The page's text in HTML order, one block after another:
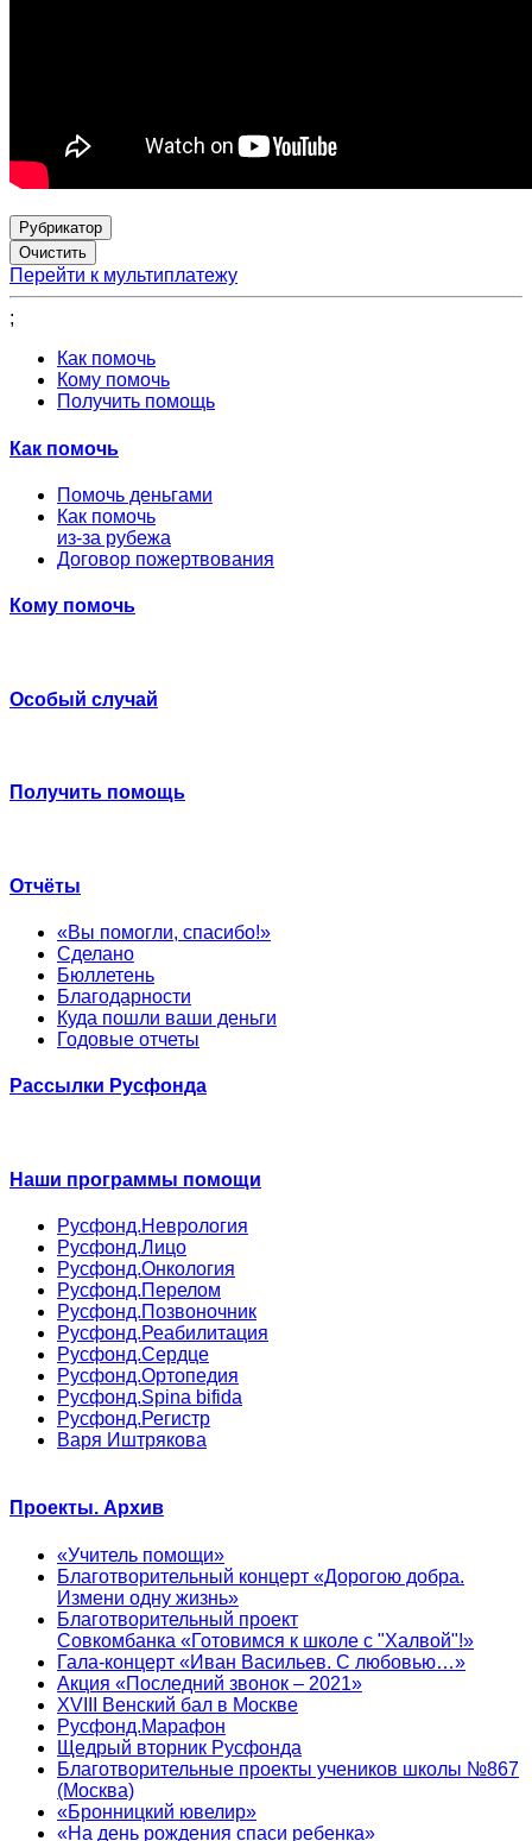
Рубрикатор
Перейти к мультиплатежу
;
Как помочь
Кому помочь
Получить помощь
Как помочь
Помочь деньгами
Как помочь
из-за рубежа
Договор пожертвования
Кому помочь
Особый случай
Получить помощь
Отчёты
«Вы помогли, спасибо!»
Сделано
Бюллетень
Благодарности
Куда пошли ваши деньги
Годовые отчеты
Рассылки Русфонда
Наши программы помощи
Русфонд.Неврология
Русфонд.Лицо
Русфонд.Онкология
Русфонд.Перелом
Русфонд.Позвоночник
Русфонд.Реабилитация
Русфонд.Сердце
Русфонд.Ортопедия
Русфонд.Spina bifida
Русфонд.Регистр
Варя Иштрякова
Проекты. Архив
«Учитель помощи»
Благотворительный концерт «Дорогою добра.
Измени одну жизнь»
Благотворительный проект
Совкомбанка «Готовимся к школе с "Халвой"!»
Гала-концерт «Иван Васильев. С любовью…»
Акция «Последний звонок – 2021»
XVIII Венский бал в Москве
Русфонд.Марафон
Щедрый вторник Русфонда
Благотворительные проекты учеников школы №867
(Москва)
«Бронницкий ювелир»
«На день рождения спаси ребенка»